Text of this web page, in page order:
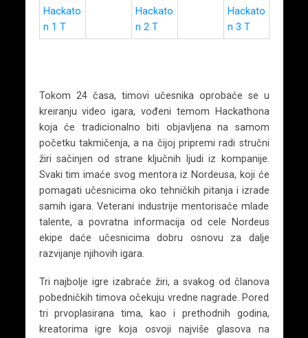
Tokom 24 časa, timovi učesnika oprobaće se u
kreiranju video igara, vođeni temom Hackathona
koja će tradicionalno biti objavljena na samom
početku takmičenja, a na čijoj pripremi radi stručni
žiri sačinjen od strane ključnih ljudi iz kompanije.
Svaki tim imaće svog mentora iz Nordeusa, koji će
pomagati učesnicima oko tehničkih pitanja i izrade
samih igara. Veterani industrije mentorisaće mlade
talente, a povratna informacija od cele Nordeus
ekipe daće učesnicima dobru osnovu za dalje
razvijanje njihovih igara.
Tri najbolje igre izabraće žiri, a svakog od članova
pobedničkih timova očekuju vredne nagrade. Pored
tri prvoplasirana tima, kao i prethodnih godina,
kreatorima igre koja osvoji najviše glasova na